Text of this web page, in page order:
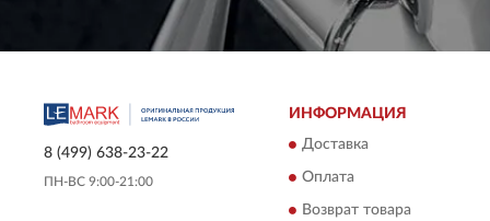
8 (499) 638-23-22
ПН-ВС 9:00-21:00
ИНФОРМАЦИЯ
Доставка
Оплата
Возврат товара